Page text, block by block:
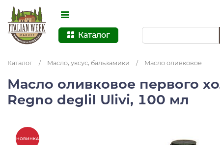
Каталог
Каталог / Масло, уксус, бальзамики / Масло оливковое
Масло оливковое первого
Regno degliI Ulivi, 100 мл
НОВИНКА